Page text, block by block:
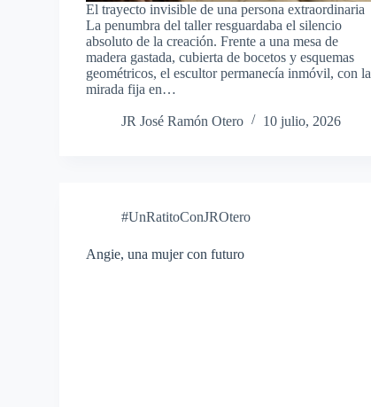
El trayecto invisible de una persona extraordinaria
La penumbra del taller resguardaba el silencio
absoluto de la creación. Frente a una mesa de
madera gastada, cubierta de bocetos y esquemas
geométricos, el escultor permanecía inmóvil, con la
mirada fija en…
JR José Ramón Otero 10 julio, 2026
#UnRatitoConJROtero
Angie, una mujer con futuro